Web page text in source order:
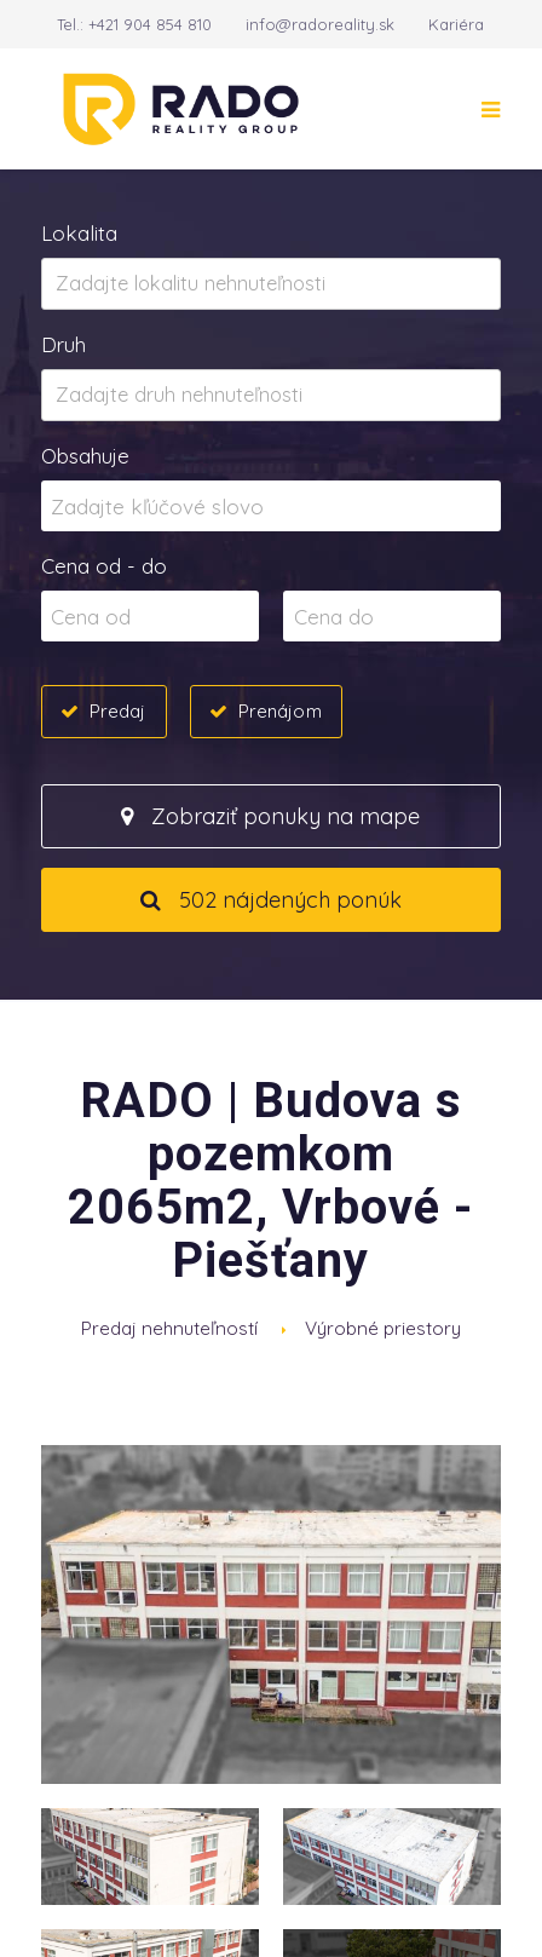
Tel.:+421 904 854 810 info@radoreality.sk Kariéra
Lokalita
Druh
Obsahuje
Cena od - do
Predaj Prenájom
Zobraziť ponuky na mape
502 nájdených ponúk
RADO | Budova s
pozemkom
2065m2, Vrbové -
Piešťany
Predaj nehnuteľností Výrobné priestory